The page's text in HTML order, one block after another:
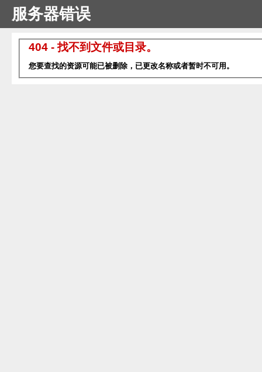
服务器错误
404 - 找不到文件或目录。
您要查找的资源可能已被删除，已更改名称或者暂时不可用。